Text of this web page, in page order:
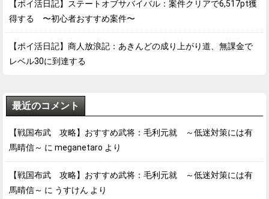
【ポイ活日記】ステートオブサバイバル：案件クリアで6,517pt獲
得する 〜初心者おすすめ案件〜
【ポイ活日記】商人放浪記：あきんどの成り上がり道、無課金で
レベル30に到達する
最近のコメント
【戦国布武 攻略】おすすめ武将：毛利元就 ～低迷対策には有
馬晴信～ に meganetaro より
【戦国布武 攻略】おすすめ武将：毛利元就 ～低迷対策には有
馬晴信～ に うすけん より